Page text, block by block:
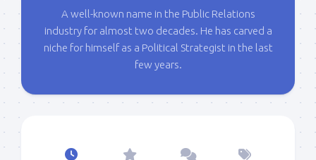
A well-known name in the Public Relations
industry for almost two decades. He has carved a
niche for himself as a Political Strategist in the last
few years.